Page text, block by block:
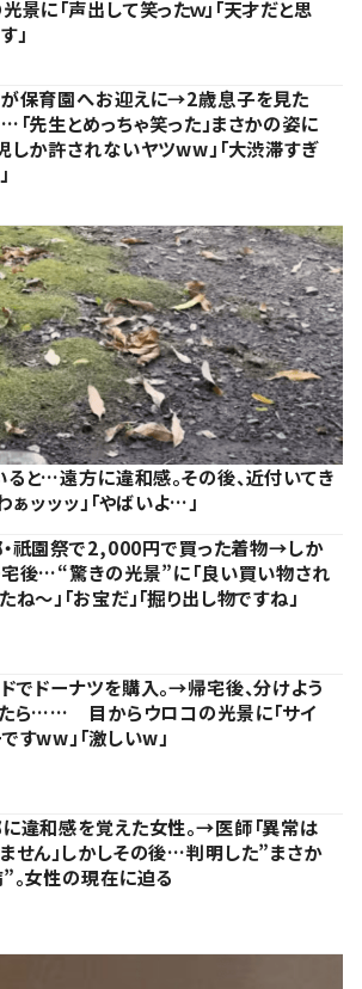
景に「声出して笑ったｗ」「天才だと思
」
保育園へお迎えに→2歳息子を見た
先生とめっちゃ笑った」まさかの姿に
しか許されないヤツww」「大渋滞すぎ
と…遠方に違和感。その後、近付いてき
ッッッ」「やばいよ…」
祇園祭で2,000円で買った着物→しか
後…“驚きの光景”に「良い買い物され
ね～」「お宝だ」「掘り出し物ですね」
でドーナツを購入。→帰宅後、分けよう
たら…… 目からウロコの光景に「サイ
すww」「激しいw」
違和感を覚えた女性。→医師「異常は
せん」しかしその後…判明した”まさか
。女性の現在に迫る